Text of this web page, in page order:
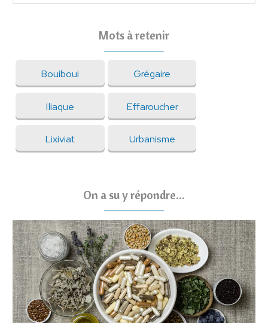
Mots à retenir
Bouiboui Grégaire
Iliaque Effaroucher
Lixiviat Urbanisme
On a su y répondre...